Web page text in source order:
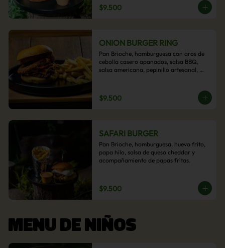
$9.500
ONION BURGER RING
Pan Brioche, hamburguesa con aros de
cebolla casero apanados, salsa BBQ,
salsa americana, pepinillo artesanal,
papas fritas.
$9.500
SAFARI BURGER
Pan Brioche, hamburguesa, huevo frito,
papa hilo, salsa de queso cheddar y
acompañamiento de papas fritas.
$9.500
MENU DE NIÑOS